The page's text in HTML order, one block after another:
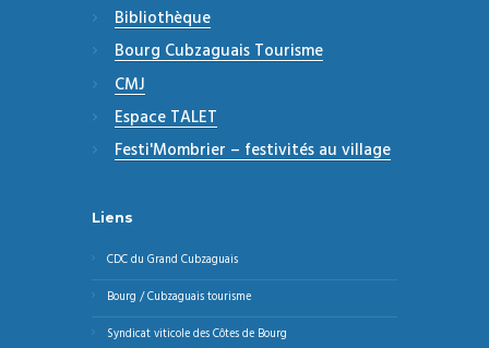
Bibliothèque
Bourg Cubzaguais Tourisme
CMJ
Espace TALET
Festi'Mombrier – festivités au village
Liens
CDC du Grand Cubzaguais
Bourg / Cubzaguais tourisme
Syndicat viticole des Côtes de Bourg